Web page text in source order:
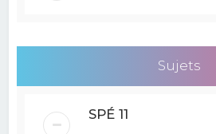
Sujets
SPÉ 11